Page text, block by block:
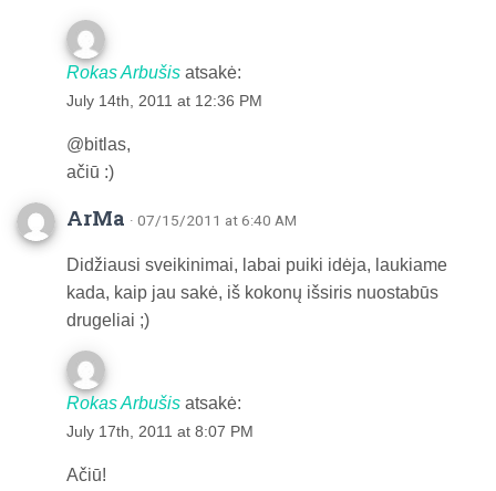
Rokas Arbušis atsakė:
July 14th, 2011 at 12:36 PM
@bitlas,
ačiū :)
ArMa · 07/15/2011 at 6:40 AM
Didžiausi sveikinimai, labai puiki idėja, laukiame
kada, kaip jau sakė, iš kokonų išsiris nuostabūs
drugeliai ;)
Rokas Arbušis atsakė:
July 17th, 2011 at 8:07 PM
Ačiū!